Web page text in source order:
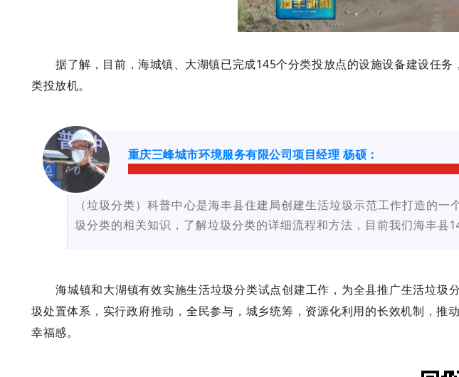
据了解，目前，海城镇、大湖镇已完成145个分类投放点的设施设备建设任
类投放机。
重庆三峰城市环境服务有限公司项目经理 杨硕：
（垃圾分类）科普中心是海丰县住建局创建生活垃圾示范工作打造的
圾分类的相关知识，了解垃圾分类的详细流程和方法，目前我们海丰县
海城镇和大湖镇有效实施生活垃圾分类试点创建工作，为全县推广生活垃
圾处置体系，实行政府推动，全民参与，城乡统筹，资源化利用的长效机制，推
幸福感。